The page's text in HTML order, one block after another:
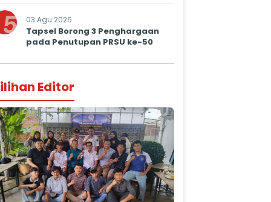
5 03 Agu 2026
Tapsel Borong 3 Penghargaan
pada Penutupan PRSU ke-50
Editor